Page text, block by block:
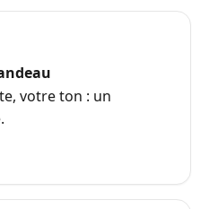
votre ton : un